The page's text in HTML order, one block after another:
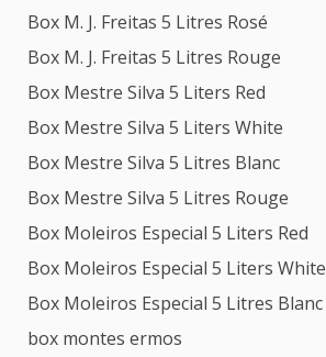
Box M. J. Freitas 5 Litres Rosé
Box M. J. Freitas 5 Litres Rouge
Box Mestre Silva 5 Liters Red
Box Mestre Silva 5 Liters White
Box Mestre Silva 5 Litres Blanc
Box Mestre Silva 5 Litres Rouge
Box Moleiros Especial 5 Liters Red
Box Moleiros Especial 5 Liters White
Box Moleiros Especial 5 Litres Blanc
box montes ermos